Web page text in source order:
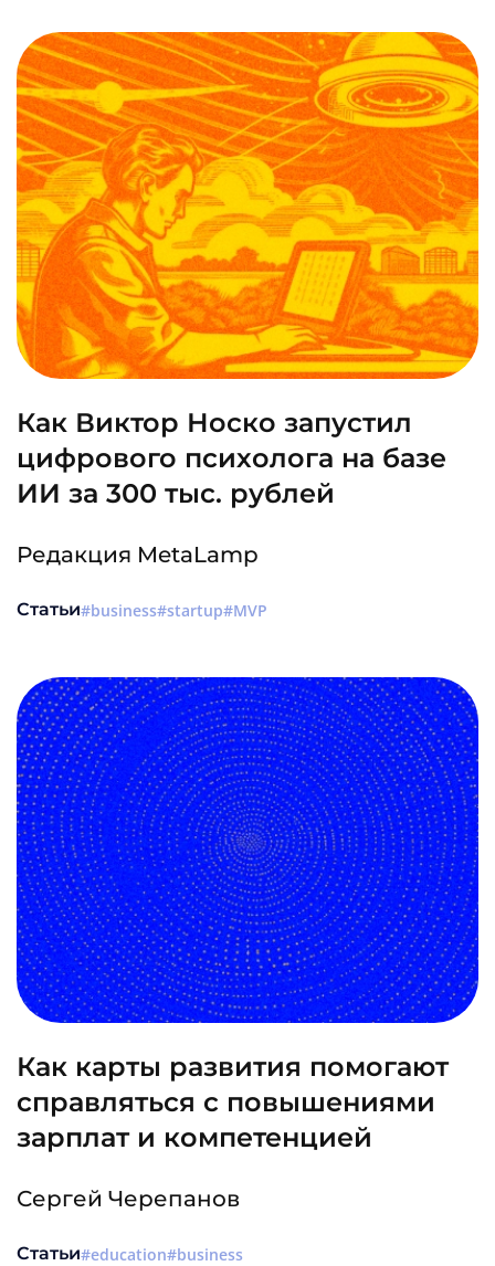
Как Виктор Носко запустил
цифрового психолога на базе
ИИ за 300 тыс. рублей
Редакция MetaLamp
Статьи business startup MVP
Как карты развития помогают
справляться с повышениями
зарплат и компетенцией
Сергей Черепанов
Статьи education business